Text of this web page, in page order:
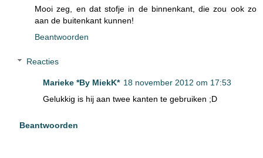
Mooi zeg, en dat stofje in de binnenkant, die zou ook zo
aan de buitenkant kunnen!
Beantwoorden
Reacties
Marieke *By MiekK* 18 november 2012 om 17:53
Gelukkig is hij aan twee kanten te gebruiken ;D
Beantwoorden